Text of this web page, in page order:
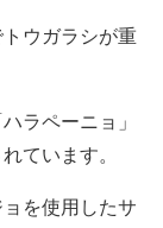
ウガラシが重
ラペーニョ」
ています。
を使用したサ